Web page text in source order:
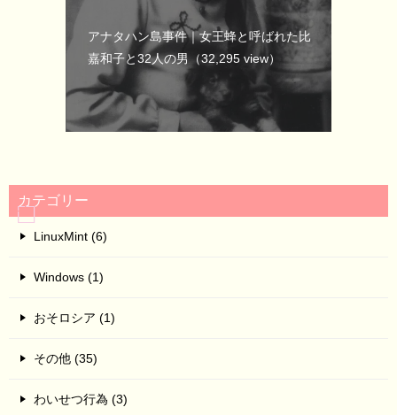
アナタハン島事件｜女王蜂と呼ばれた比
嘉和子と32人の男（32,295 view）
カテゴリー
LinuxMint (6)
Windows (1)
おそロシア (1)
その他 (35)
わいせつ行為 (3)